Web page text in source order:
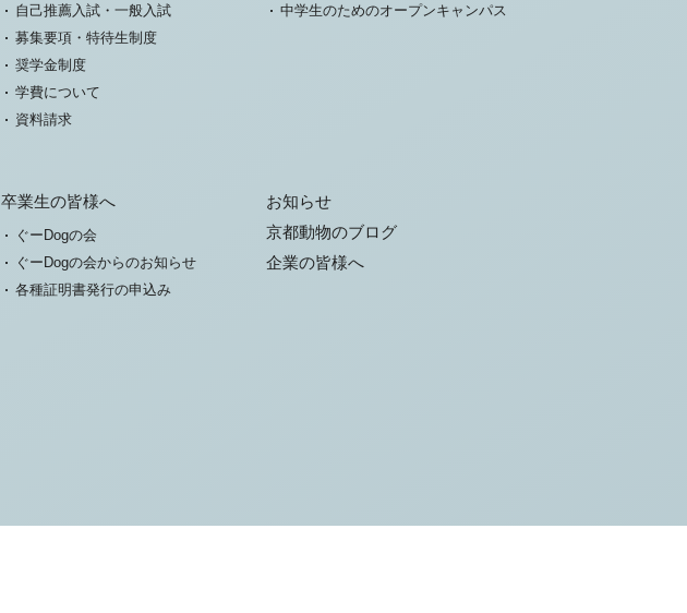
自己推薦入試・一般入試
募集要項・特待生制度
奨学金制度
学費について
資料請求
中学生のためのオープンキャンパス
卒業生の皆様へ
ぐーDogの会
ぐーDogの会からのお知らせ
各種証明書発行の申込み
お知らせ
京都動物のブログ
企業の皆様へ